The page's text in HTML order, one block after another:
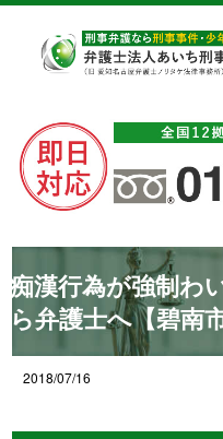
痴漢行為が強制
ら弁護士へ【碧南
2018/07/16